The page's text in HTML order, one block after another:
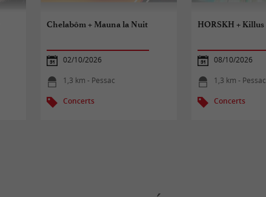
Chelabôm + Mauna la Nuit
02/10/2026
1,3 km - Pessac
Concerts
HORSKH + Killus
08/10/2026
1,3 km - Pessac
Concerts